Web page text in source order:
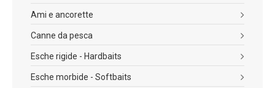
Ami e ancorette
Canne da pesca
Esche rigide - Hardbaits
Esche morbide - Softbaits